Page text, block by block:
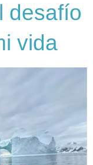
desafío
vida